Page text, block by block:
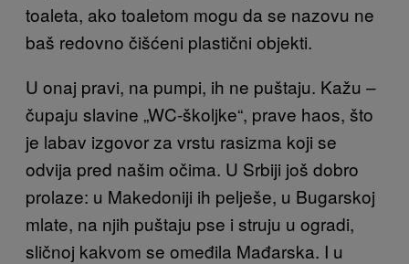
toaleta, ako toaletom mogu da se nazovu ne
baš redovno čišćeni plastični objekti.
U onaj pravi, na pumpi, ih ne puštaju. Kažu –
čupaju slavine „WC-školjke“, prave haos, što
je labav izgovor za vrstu rasizma koji se
odvija pred našim očima. U Srbiji još dobro
prolaze: u Makedoniji ih pelješe, u Bugarskoj
mlate, na njih puštaju pse i struju u ogradi,
sličnoj kakvom se omeđila Mađarska. I u